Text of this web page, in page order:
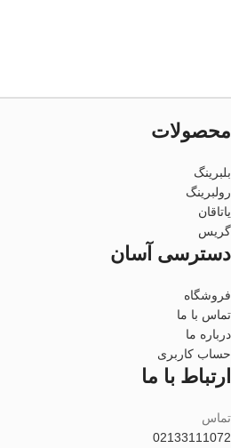
محصولات
بلبرینگ
رولبرینگ
یاتاقان
گریس
دسترسی آسان
فروشگاه
تماس با ما
درباره ما
حساب کاربری
ارتباط با ما
تماس
02133111072